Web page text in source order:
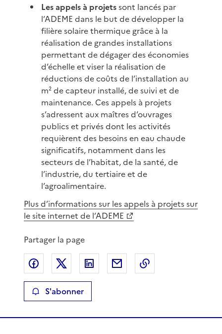
Les appels à projetssont lancés par
l’ADEME dans le but de développer la
filière solaire thermique grâce à la
réalisation de grandes installations
permettant de dégager des économies
d’échelle et viser la réalisation de
réductions de coûts de l’installation au
m² de capteur installé, de suivi et de
maintenance. Ces appels à projets
s’adressent aux maîtres d’ouvrages
publics et privés dont les activités
requièrent des besoins en eau chaude
significatifs, notamment dans les
secteurs de l’habitat, de la santé, de
l’industrie, du tertiaire et de
l’agroalimentaire.
Plus d’informations sur les appels à projets sur
le site internet de l’ADEME
Partager la page
Partager sur Facebook
Partager sur XPartager sur LinkedIn
Partager par email
S'abonner